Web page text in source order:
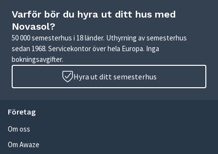
Varför bör du hyra ut ditt hus med
Novasol?
50 000 semesterhus i 18 länder. Uthyrning av semesterhus
sedan 1968. Servicekontor över hela Europa. Inga
bokningsavgifter.
Hyra ut ditt semesterhus
Företag
Om oss
Om Awaze